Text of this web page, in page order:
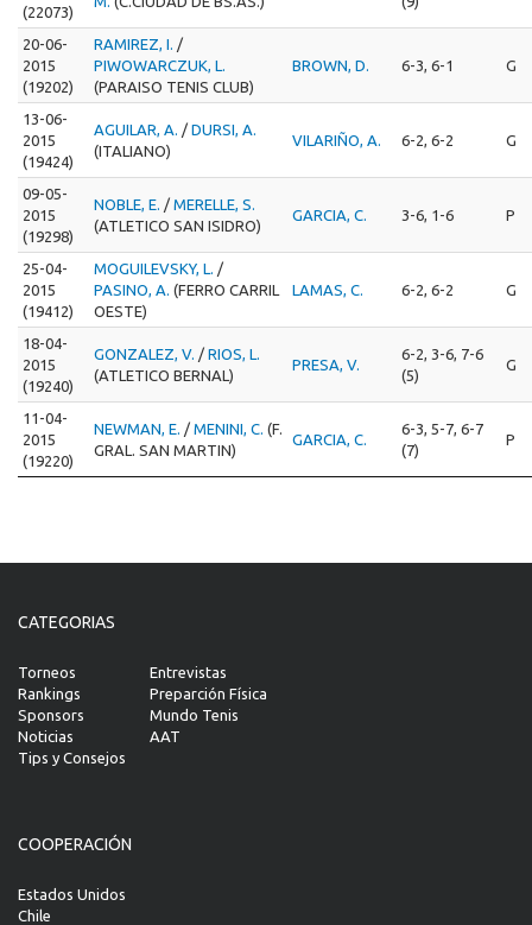
(22073)
20-06-
2015
(19202)
RAMIREZ, I. /
PIWOWARCZUK, L.
(PARAISO TENIS CLUB)
BROWN, D. 6-3, 6-1 G
13-06-
2015
(19424)
AGUILAR, A. / DURSI, A.
(ITALIANO)
VILARIÑO, A. 6-2, 6-2 G
09-05-
2015
(19298)
NOBLE, E. / MERELLE, S.
(ATLETICO SAN ISIDRO)
GARCIA, C. 3-6, 1-6 P
25-04-
2015
(19412)
MOGUILEVSKY, L. /
PASINO, A. (FERRO CARRIL
OESTE)
LAMAS, C. 6-2, 6-2 G
18-04-
2015
(19240)
GONZALEZ, V. / RIOS, L.
(ATLETICO BERNAL)
PRESA, V.
6-2, 3-6, 7-6
(5)
G
11-04-
2015
(19220)
NEWMAN, E. / MENINI, C. (F.
GRAL. SAN MARTIN)
GARCIA, C.
6-3, 5-7, 6-7
(7)
P
CATEGORIAS
Torneos
Rankings
Sponsors
Noticias
Tips y Consejos
Entrevistas
Preparción Física
Mundo Tenis
AAT
COOPERACIÓN
Estados Unidos
Chile